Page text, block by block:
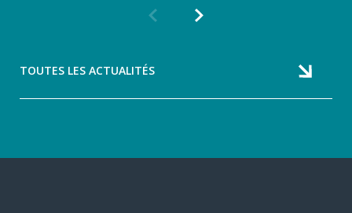
TOUTES LES ACTUALITÉS